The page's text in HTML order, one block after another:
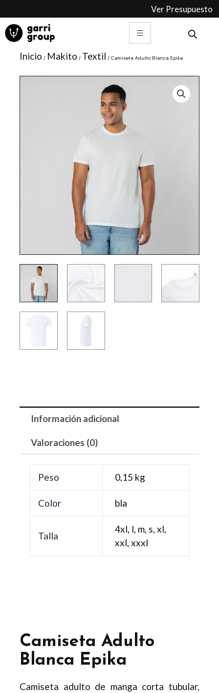
contenido
Ver Presupuesto
Inicio / Makito / Textil / Camiseta Adulto Blanca Epika
Información adicional
Valoraciones (0)
Peso 0,15 kg
Color bla
Talla
4xl, l, m, s, xl,
xxl, xxxl
Camiseta Adulto
Blanca Epika
Camiseta adulto de manga corta tubular,